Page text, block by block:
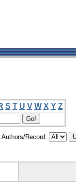
S T U V W X Y Z
Authors/Record: